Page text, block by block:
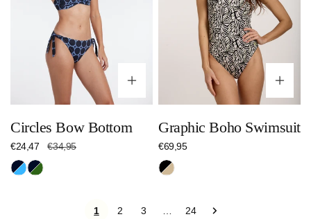
Optionen wählen
Circles Bow Bottom
Verkaufspreis
€24,47
Regulärer
Preis
€34,95
Nachtblau/Hellblau
Nachtblau/Dunkelgrün
Graphic Boho Swimsuit
Regulärer
Preis
€69,95
Schwarz/Beige
1 2 3 … 24